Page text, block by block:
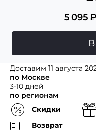
5 095₽
Доставим 11 августа
по Москве
3-10 дней
по регионам
Скидки
Возврат